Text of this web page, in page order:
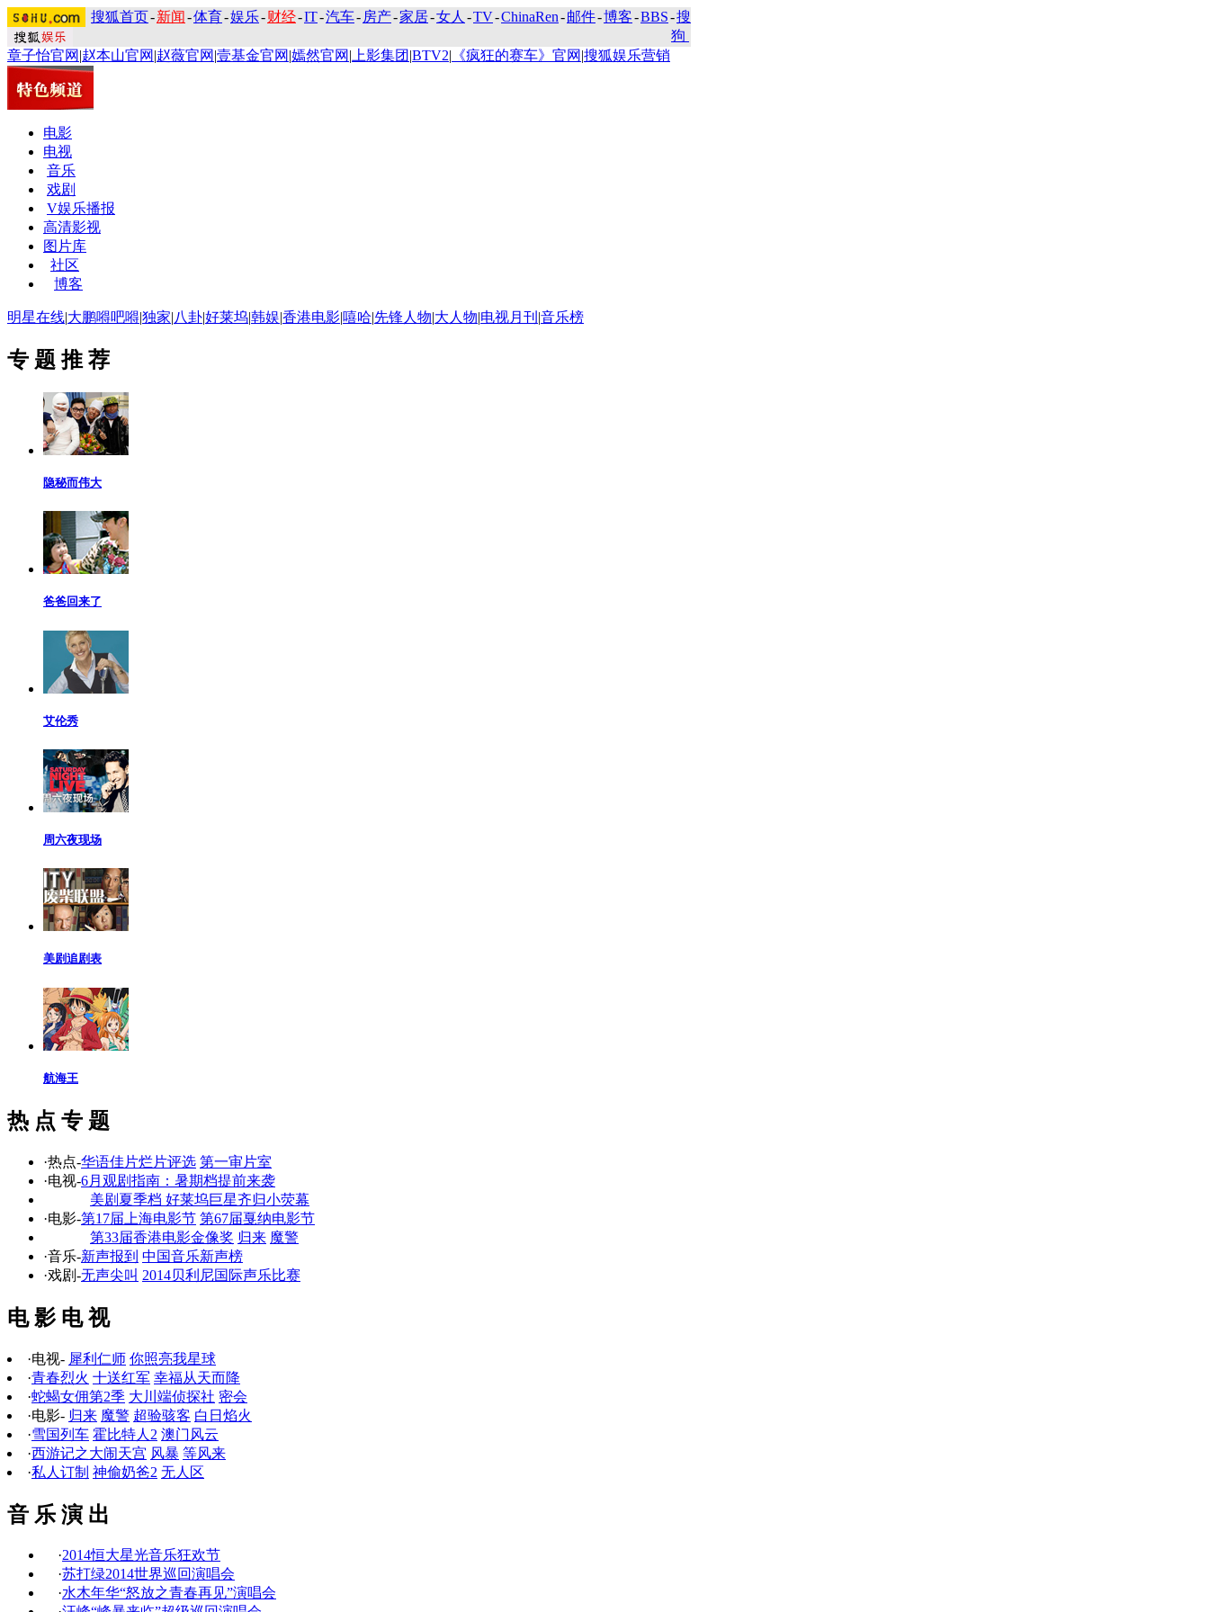
搜狐首页-新闻 -体育-娱乐-财经-IT-汽车- 房产-家居-女人 -TV-ChinaRen-邮件-博客-BBS-搜
狗
章子怡官网 |赵本山官网 |赵薇官网 |壹基金官网 |嫣然官网 | 上影集团 |BTV2| 《疯狂的赛车》官网 |搜狐娱乐营销
电影
电视
音乐
戏剧
V娱乐播报
高清影视
图片库
社区
博客
明星在线|大鹏嘚吧嘚|独家|八卦|好莱坞|韩娱|香港电影|嘻哈|先锋人物|大人物|电视月刊 |音乐榜
专 题 推 荐
隐秘而伟大
爸爸回来了
艾伦秀
周六夜现场
美剧追剧表
航海王
热 点 专 题
·热点-华语佳片烂片评选 第一审片室
·电视-6月观剧指南：暑期档提前来袭
美剧夏季档 好莱坞巨星齐归小荧幕
·电影-第17届上海电影节 第67届戛纳电影节
第33届香港电影金像奖 归来 魔警
·音乐-新声报到 中国音乐新声榜
·戏剧-无声尖叫 2014贝利尼国际声乐比赛
电 影 电 视
·电视- 犀利仁师 你照亮我星球
·青春烈火 十送红军 幸福从天而降
·蛇蝎女佣第2季 大川端侦探社 密会
·电影- 归来 魔警 超验骇客 白日焰火
·雪国列车 霍比特人2 澳门风云
·西游记之大闹天宫 风暴 等风来
·私人订制 神偷奶爸2 无人区
音 乐 演 出
·2014恒大星光音乐狂欢节
·苏打绿2014世界巡回演唱会
·水木年华“怒放之青春再见”演唱会